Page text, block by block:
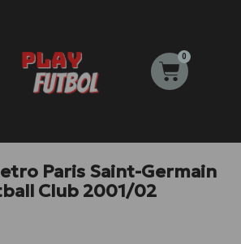
0
Carrito
Paris Saint-Germain
Club 2001/02